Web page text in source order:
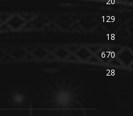
129
18
670
28